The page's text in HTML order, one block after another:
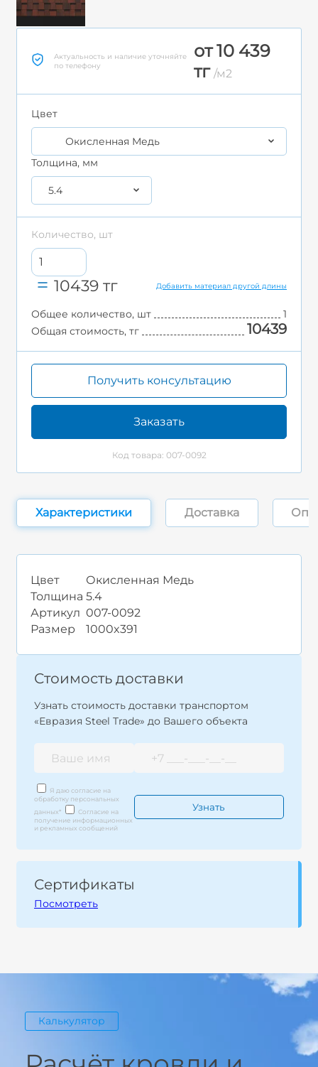
Актуальность и наличие уточняйте
по телефону
от 10 439
тг/м2
Цвет
Окисленная Медь
Толщина, мм
5.4
Количество, шт
10439 тг Добавить материал другой длины
Общее количество, шт
1
Общая стоимость, тг
10439
Получить консультацию
Заказать
Код товара: 007-0092
Характеристики Доставка
Цвет
Окисленная Медь
Толщина 5.4
Артикул 007-0092
Размер
1000x391
Стоимость доставки
Узнать стоимость доставки транспортом
«Евразия Steel Trade» до Вашего объекта
Я даю согласие на
обработку персональных
данных*
Согласие на
получение информационных
и рекламных сообщений
Сертификаты
Посмотреть
Калькулятор